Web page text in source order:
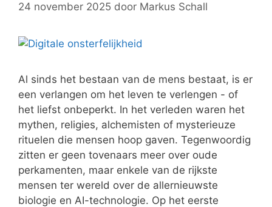
24 november 2025 door Markus Schall
Al sinds het bestaan van de mens bestaat, is er
een verlangen om het leven te verlengen - of
het liefst onbeperkt. In het verleden waren het
mythen, religies, alchemisten of mysterieuze
rituelen die mensen hoop gaven. Tegenwoordig
zitten er geen tovenaars meer over oude
perkamenten, maar enkele van de rijkste
mensen ter wereld over de allernieuwste
biologie en AI-technologie. Op het eerste